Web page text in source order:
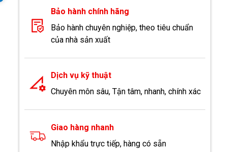
Bảo hành chính hãng
Bảo hành chuyên nghiệp, theo tiêu chuẩn
của nhà sản xuất
Dịch vụ kỹ thuật
Chuyên môn sâu, Tận tâm, nhanh, chính xác
Giao hàng nhanh
Nhập khẩu trực tiếp, hàng có sẵn